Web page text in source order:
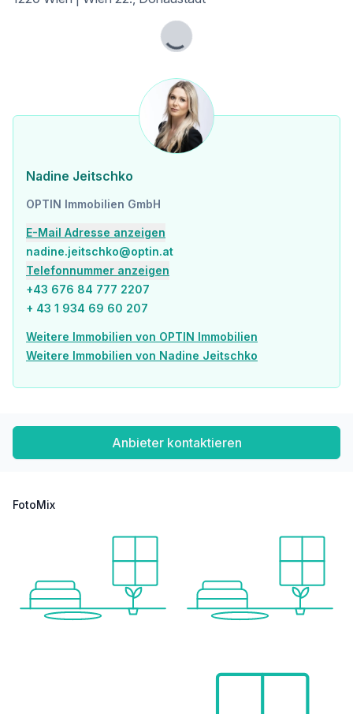
Lade...
Nadine Jeitschko
OPTIN Immobilien GmbH
E-Mail Adresse anzeigen
nadine.jeitschko@optin.at
Telefonnummer anzeigen
+43 676 84 777 2207
+ 43 1 934 69 60 207
Weitere Immobilien von OPTIN Immobilien
Weitere Immobilien von Nadine Jeitschko
Anbieter kontaktieren
FotoMix